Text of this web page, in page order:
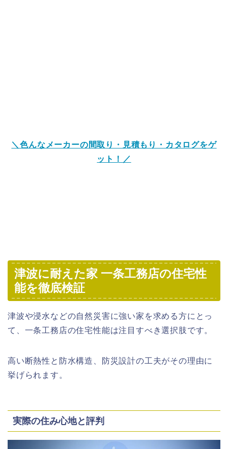
＼色んなメーカーの間取り・見積もり・カタログをゲ
ット！／
津波に耐えた家 一条工務店の住宅性
能を徹底検証
津波や浸水などの自然災害に強い家を求める方にとっ
て、一条工務店の住宅性能は注目すべき選択肢です。
高い断熱性と防水構造、防災設計の工夫がその理由に
挙げられます。
実際の住み心地と評判